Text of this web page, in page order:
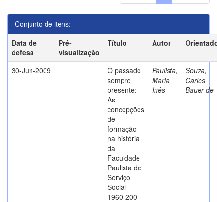
Conjunto de itens:
Data de
defesa
Pré-
visualização
Título Autor
30-Jun-2009
O passado
sempre
presente:
As
concepções
de
formação
na história
da
Faculdade
Paulista de
Serviço
Social -
1960-200
Paulista,
Maria
Inês
Souza,
Carlos
Bauer de